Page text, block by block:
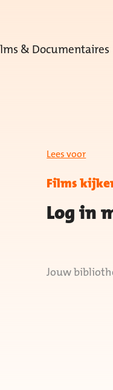
& Documentaires
Lees voor
Films
Log in
Jouw